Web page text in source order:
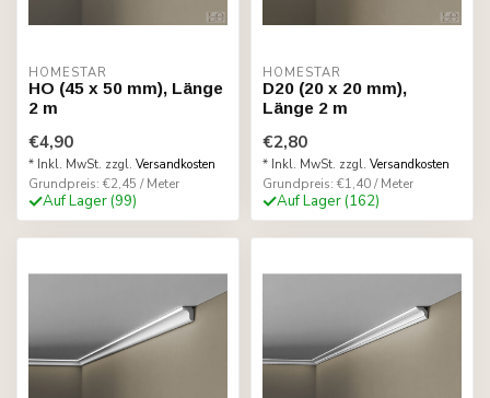
HOMESTAR
HO (45 x 50 mm), Länge
2 m
€4,90
* Inkl. MwSt. zzgl. Versandkosten
Grundpreis: €2,45 / Meter
Auf Lager (99)
HOMESTAR
D20 (20 x 20 mm),
Länge 2 m
€2,80
* Inkl. MwSt. zzgl. Versandkosten
Grundpreis: €1,40 / Meter
Auf Lager (162)